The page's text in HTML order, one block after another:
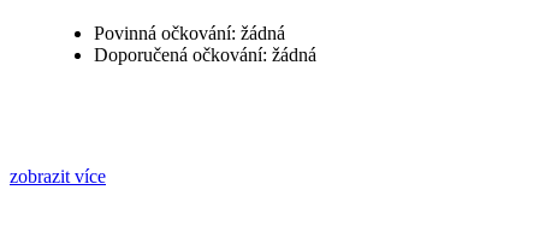
Povinná očkování: žádná
Doporučená očkování: žádná
zobrazit více